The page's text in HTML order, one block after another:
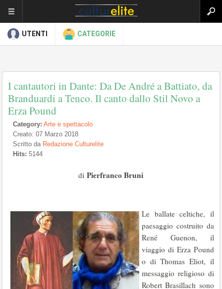
UTENTI CATEGORIE
I cantautori in Dante: Da De André a Battiato, da
Branduardi a Tenco. Il canto dallo Stil Novo a
Erza Pound
Category: Arte e spettacolo
Creato: 07 Marzo 2018
Scritto da Redazione Culturelite
Hits: 5144
diPierfranco Bruni
Le ballate celtiche, il
paesaggio costruito da
René Guenon, il
viaggio di Erza Pound
o di Thomas Eliot, il
messaggio religioso di
Robert Brasillach sono